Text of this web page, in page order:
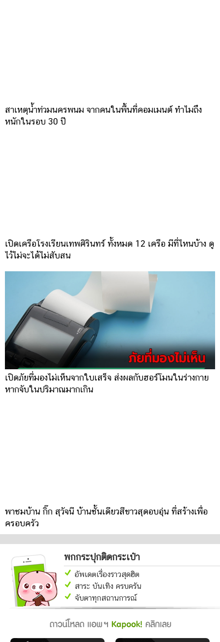
สาเหตุน้ำท่วมนครพนม จากคนในพื้นที่คอมเมนต์ ทำไมถึง
หนักในรอบ 30 ปี
เปิดเครือโรงเรียนเทพศิรินทร์ ทั้งหมด 12 เครือ มีที่ไหนบ้าง ดู
ไว้ไม่จะได้ไม่สับสน
เปิดภัยที่มองไม่เห็นจากใบเสร็จ ส่งผลกับฮอร์โมนในร่างกาย
หากจับในปริมาณมากเกิน
พาชมบ้าน กิ๊ก สุวัจนี บ้านชั้นเดียวสีขาวสุดอบอุ่น ที่สร้างเพื่อ
ครอบครัว
พกกระปุกติดกระเป๋า
อัพเดตเรื่องราวสุดฮิต
สาระ บันเทิง ครบครัน
จับตาทุกสถานการณ์